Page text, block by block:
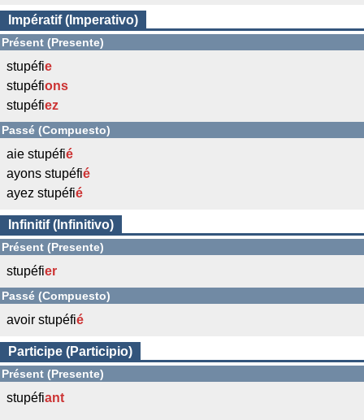
Impératif (Imperativo)
Présent (Presente)
stupéfie
stupéfions
stupéfiez
Passé (Compuesto)
aie stupéfié
ayons stupéfié
ayez stupéfié
Infinitif (Infinitivo)
Présent (Presente)
stupéfier
Passé (Compuesto)
avoir stupéfié
Participe (Participio)
Présent (Presente)
stupéfiant